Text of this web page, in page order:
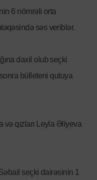
6 nömrəli orta
səs veriblər.
daxil olub seçki
bülleteni qutuya
və qızları Leyla Əliyeva
seçki dairəsinin 1